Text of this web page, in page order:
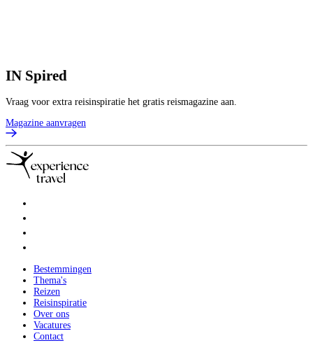
IN Spired
Vraag voor extra reisinspiratie het gratis reismagazine aan.
Magazine aanvragen
Bestemmingen
Thema's
Reizen
Reisinspiratie
Over ons
Vacatures
Contact